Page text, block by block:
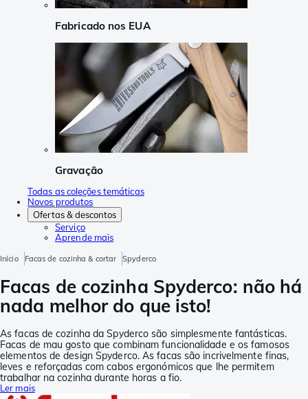
Fabricado nos EUA
Gravação
Todas as coleções temáticas
Novos produtos
Ofertas & descontos
Serviço
Aprende mais
Início Facas de cozinha & cortar Spyderco
Facas de cozinha Spyderco: não há
nada melhor do que isto!
As facas de cozinha da Spyderco são simplesmente fantásticas.
Facas de mau gosto que combinam funcionalidade e os famosos
elementos de design Spyderco. As facas são incrivelmente finas,
leves e reforçadas com cabos ergonómicos que lhe permitem
trabalhar na cozinha durante horas a fio.
Ler mais